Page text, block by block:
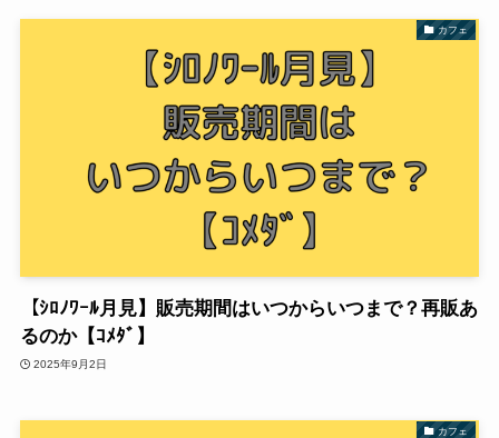
カフェ
【ｼﾛﾉﾜｰﾙ月見】販売期間はいつからいつまで？再販あ
るのか【ｺﾒﾀﾞ】
2025年9月2日
カフェ